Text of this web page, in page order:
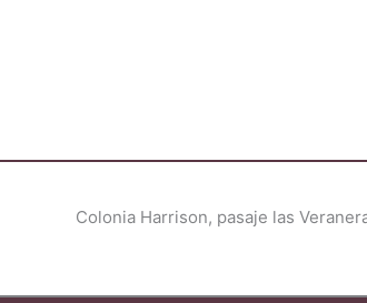
Colonia Harrison, pasaje las